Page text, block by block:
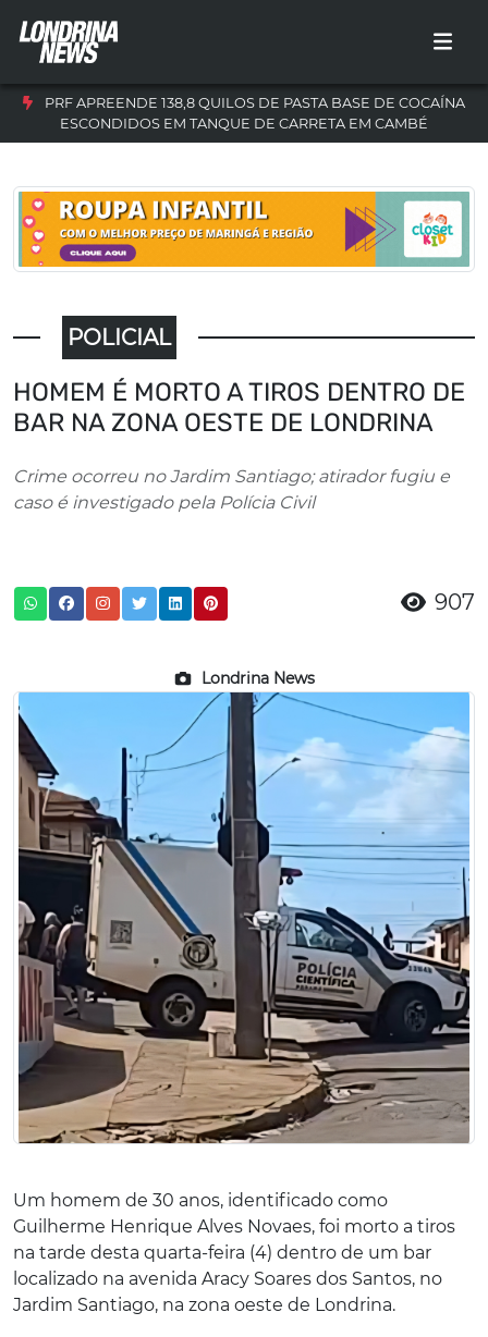
PRF APREENDE 138,8 QUILOS DE PASTA BASE DE COCAÍNA
ESCONDIDOS EM TANQUE DE CARRETA EM CAMBÉ
POLICIAL
HOMEM É MORTO A TIROS DENTRO DE
BAR NA ZONA OESTE DE LONDRINA
Crime ocorreu no Jardim Santiago; atirador fugiu e
caso é investigado pela Polícia Civil
907
Londrina News
Um homem de 30 anos, identificado como
Guilherme Henrique Alves Novaes, foi morto a tiros
na tarde desta quarta-feira (4) dentro de um bar
localizado na avenida Aracy Soares dos Santos, no
Jardim Santiago, na zona oeste de Londrina.